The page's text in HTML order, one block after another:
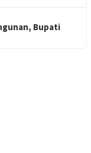
Bupati